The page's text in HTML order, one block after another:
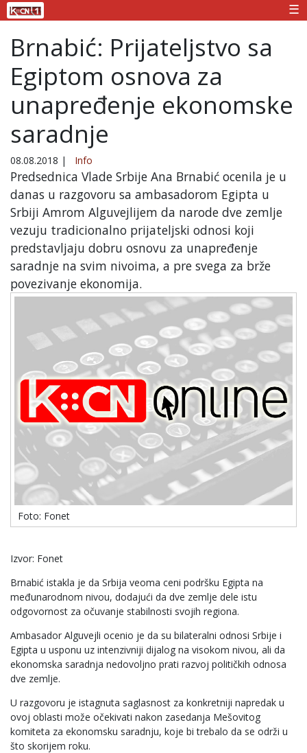
☰
Brnabić: Prijateljstvo sa
Egiptom osnova za
unapređenje ekonomske
saradnje
08.08.2018 | Info
Predsednica Vlade Srbije Ana Brnabić ocenila je u
danas u razgovoru sa ambasadorom Egipta u
Srbiji Amrom Alguvejlijem da narode dve zemlje
vezuju tradicionalno prijateljski odnosi koji
predstavljaju dobru osnovu za unapređenje
saradnje na svim nivoima, a pre svega za brže
povezivanje ekonomija.
Foto: Fonet
Izvor: Fonet
Brnabić istakla je da Srbija veoma ceni podršku Egipta na
međunarodnom nivou, dodajući da dve zemlje dele istu
odgovornost za očuvanje stabilnosti svojih regiona.
Ambasador Alguvejli ocenio je da su bilateralni odnosi Srbije i
Egipta u usponu uz intenzivniji dijalog na visokom nivou, ali da
ekonomska saradnja nedovoljno prati razvoj političkih odnosa
dve zemlje.
U razgovoru je istagnuta saglasnost za konkretniji napredak u
ovoj oblasti može očekivati nakon zasedanja Mešovitog
komiteta za ekonomsku saradnju, koje bi trebalo da se održi u
što skorijem roku.